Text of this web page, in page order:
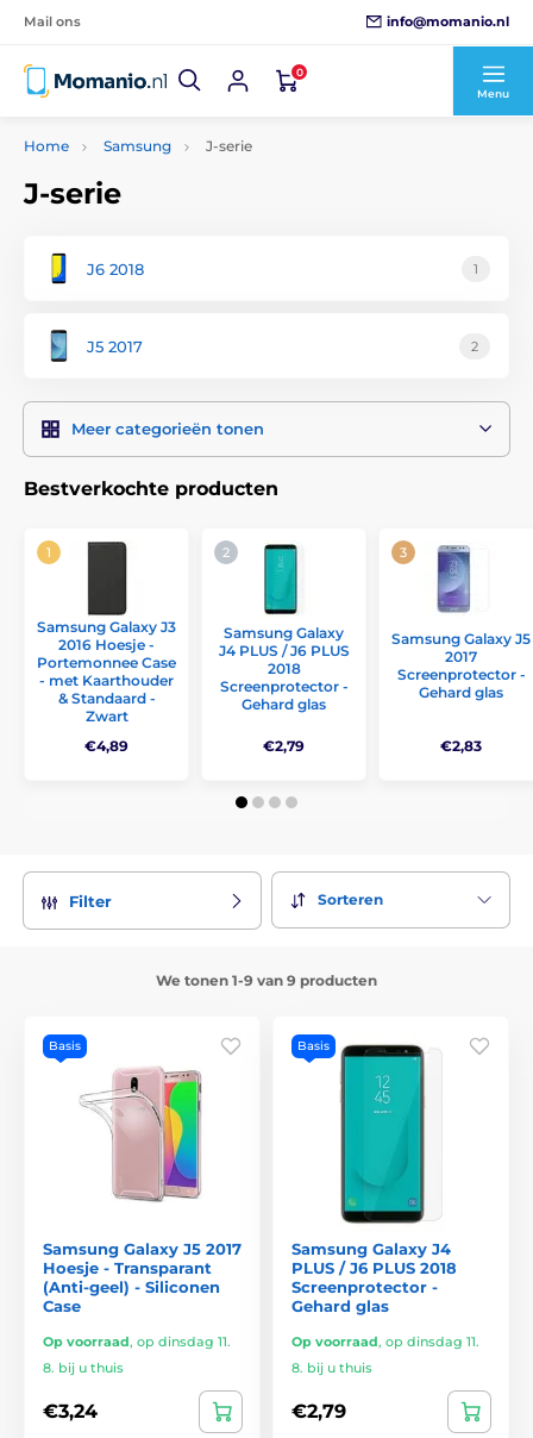
Mail ons info@momanio.nl
0
Menu
Home Samsung J-serie
J-serie
J6 2018 1
J5 2017 2
Meer categorieën tonen
Bestverkochte producten
Samsung Galaxy J3
2016 Hoesje -
Portemonnee Case
- met Kaarthouder
& Standaard -
Zwart
€4,89
Samsung Galaxy
J4 PLUS / J6 PLUS
2018
Screenprotector -
Gehard glas
€2,79
Samsung Galaxy J5
2017
Screenprotector -
Gehard glas
€2,83
Filter Sorteren
We tonen 1-9 van 9 producten
Basis
Samsung Galaxy J5 2017
Hoesje - Transparant
(Anti-geel) - Siliconen
Case
Op voorraad, op dinsdag 11.
8. bij u thuis
€3,24
Basis
Samsung Galaxy J4
PLUS / J6 PLUS 2018
Screenprotector -
Gehard glas
Op voorraad, op dinsdag 11.
8. bij u thuis
€2,79